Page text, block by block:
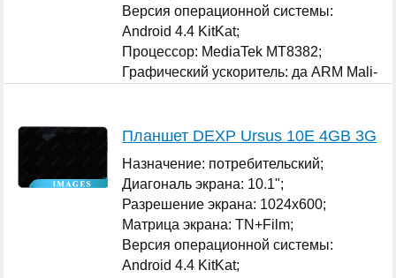
Версия операционной системы:
Android 4.4 KitKat;
Процессор: MediaTek MT8382;
Графический ускоритель: да ARM Mali-
Планшет DEXP Ursus 10E 4GB 3G
Назначение: потребительский;
Диагональ экрана: 10.1";
Разрешение экрана: 1024x600;
Матрица экрана: TN+Film;
Версия операционной системы:
Android 4.4 KitKat;